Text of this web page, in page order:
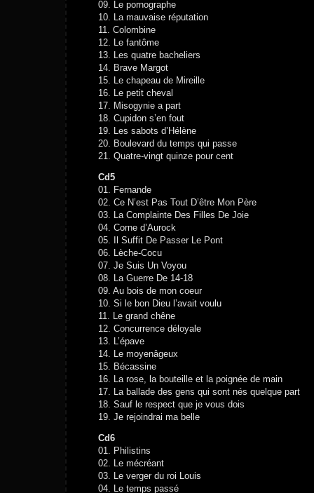
09. Le pornographe
10. La mauvaise réputation
11. Colombine
12. Le fantôme
13. Les quatre bacheliers
14. Brave Margot
15. Le chapeau de Mireille
16. Le petit cheval
17. Misogynie a part
18. Cupidon s’en fout
19. Les sabots d’Hélène
20. Boulevard du temps qui passe
21. Quatre-vingt quinze pour cent
Cd5
01. Fernande
02. Ce N’est Pas Tout D’être Mon Père
03. La Complainte Des Filles De Joie
04. Corne d’Aurock
05. Il Suffit De Passer Le Pont
06. Lèche-Cocu
07. Je Suis Un Voyou
08. La Guerre De 14-18
09. Au bois de mon coeur
10. Si le bon Dieu l’avait voulu
11. Le grand chêne
12. Concurrence déloyale
13. L’épave
14. Le moyenâgeux
15. Bécassine
16. La rose, la bouteille et la poignée de main
17. La ballade des gens qui sont nés quelque part
18. Sauf le respect que je vous dois
19. Je rejoindrai ma belle
Cd6
01. Philistins
02. Le mécréant
03. Le verger du roi Louis
04. Le temps passé